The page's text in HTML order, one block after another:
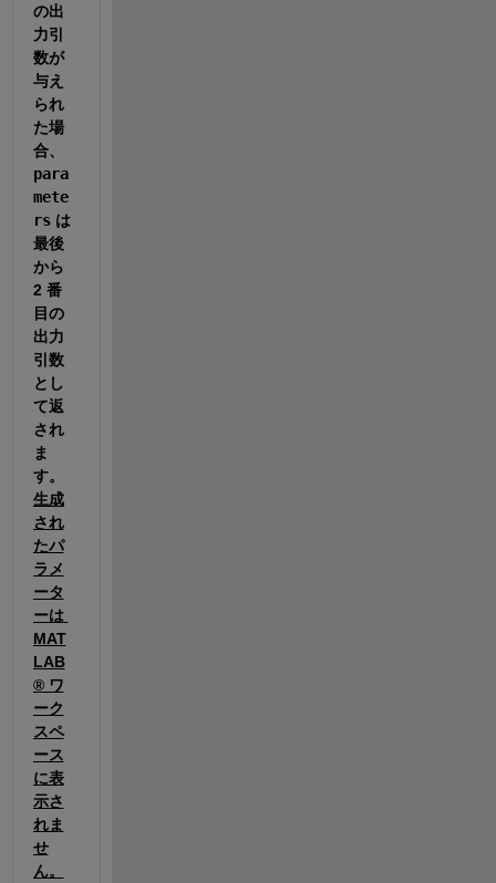
の出
力引
数が
与え
られ
た場
合、
para
mete
rs は
最後
から
2 番
目の
出力
引数
とし
て返
され
ま
す。
生成
され
たパ
ラメ
ータ
ーは
MAT
LAB
® ワ
ーク
スペ
ース
に表
示さ
れま
せ
ん。